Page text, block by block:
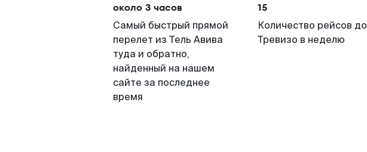
около 3 часов
Самый быстрый прямой
перелет из Тель Авива
туда и обратно,
найденный на нашем
сайте за последнее
время
15
Количество рейсов до
Тревизо в неделю